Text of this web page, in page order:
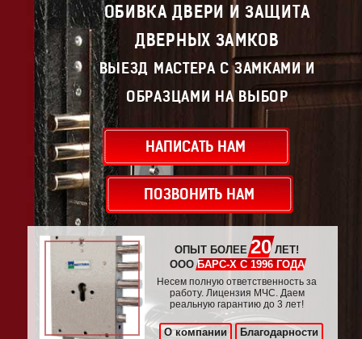
ОБИВКА ДВЕРИ И ЗАЩИТА
ДВЕРНЫХ ЗАМКОВ
ВЫЕЗД МАСТЕРА С ЗАМКАМИ И
ОБРАЗЦАМИ НА ВЫБОР
НАПИСАТЬ НАМ
ПОЗВОНИТЬ НАМ
ОПЫТ БОЛЕЕ20ЛЕТ!
ОООБАРС-Х С 1996 ГОДА
Несем полную ответственность за
работу. Лицензия МЧС. Даем
реальную гарантию до 3 лет!
О компании Благодарности